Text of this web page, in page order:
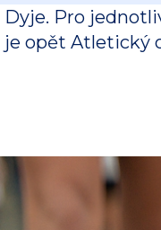
Pro
je opět Atletický